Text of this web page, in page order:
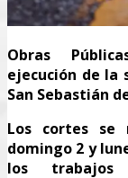
Obras
ejecución de la
San Sebastián
Los cortes se
domingo 2 y
los trabajos